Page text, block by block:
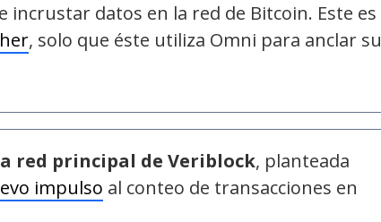
incrustar datos en la red de Bitcoin. Este es
, solo que éste utiliza Omni para anclar su
red principal de Veriblock, planteada
impulso al conteo de transacciones en